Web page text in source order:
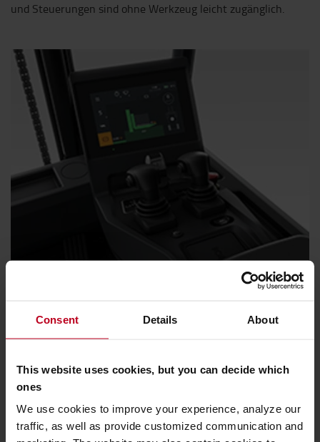
Consent Details About
This website uses cookies, but you can decide which
ones
We use cookies to improve your experience, analyze our
traffic, as well as provide customized communication and
und Steuerungen sind ohne Werkzeug leicht zugänglich.
Der große optionale Farb-Touchscreen versorgt den
Bediener über seine intuitive Benutzeroberfläche mit
der Fahrerproduktivität bei.